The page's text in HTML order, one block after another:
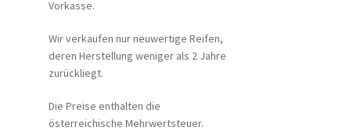
Vorkasse.
Wir verkaufen nur neuwertige Reifen,
deren Herstellung weniger als 2 Jahre
zurückliegt.
Die Preise enthalten die
österreichische Mehrwertsteuer.